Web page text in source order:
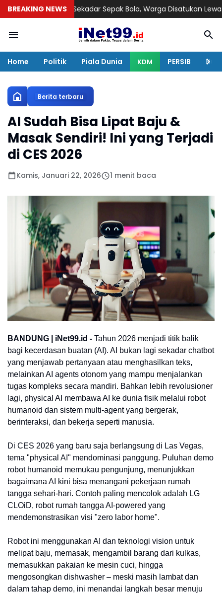
BREAKING NEWS
Bukan Sekadar Sepak Bola, Warga Disatukan Lewat Lapangan
Home Politik Piala Dunia KDM PERSIB
Berita terbaru
AI Sudah Bisa Lipat Baju &
Masak Sendiri! Ini yang Terjadi
di CES 2026
Kamis, Januari 22, 2026 1 menit baca
BANDUNG | iNet99.id - Tahun 2026 menjadi titik balik
bagi kecerdasan buatan (AI). AI bukan lagi sekadar chatbot
yang menjawab pertanyaan atau menghasilkan teks,
melainkan AI agents otonom yang mampu menjalankan
tugas kompleks secara mandiri. Bahkan lebih revolusioner
lagi, physical AI membawa AI ke dunia fisik melalui robot
humanoid dan sistem multi-agent yang bergerak,
berinteraksi, dan bekerja seperti manusia.
Di CES 2026 yang baru saja berlangsung di Las Vegas,
tema "physical AI" mendominasi panggung. Puluhan demo
robot humanoid memukau pengunjung, menunjukkan
bagaimana AI kini bisa menangani pekerjaan rumah
tangga sehari-hari. Contoh paling mencolok adalah LG
CLOiD, robot rumah tangga AI-powered yang
mendemonstrasikan visi "zero labor home".
Robot ini menggunakan AI dan teknologi vision untuk
melipat baju, memasak, mengambil barang dari kulkas,
memasukkan pakaian ke mesin cuci, hingga
mengosongkan dishwasher – meski masih lambat dan
dalam tahap demo, ini menandai langkah besar menuju